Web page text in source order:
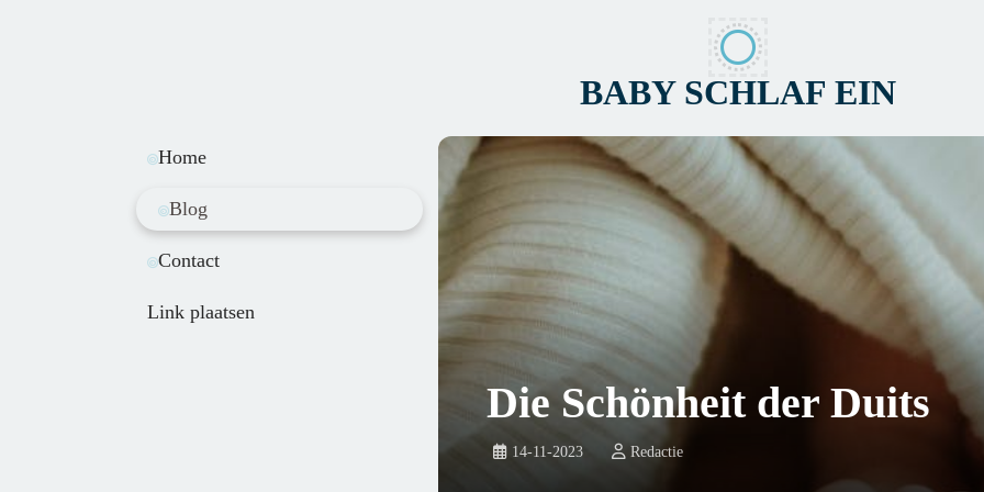
BABY SCHLAF EIN
Home
Blog
Contact
Link plaatsen
Die Schönheit der Duits
14-11-2023 Redactie